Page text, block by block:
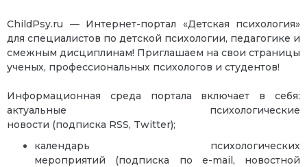
ChildPsy.ru — Интернет-портал «Детская психология»
для специалистов по детской психологии, педагогике и
смежным дисциплинам! Приглашаем на свои страницы
ученых, профессиональных психологов и студентов!
Информационная среда портала включает в себя:
актуальные психологические
новости (подписка RSS, Twitter);
календарь психологических
мероприятий (подписка по e-mail, новостной